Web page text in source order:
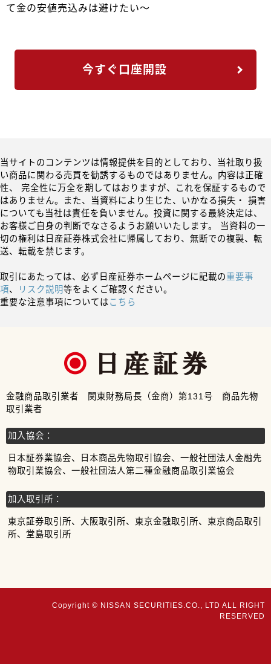
て金の安値売込みは避けたい～
今すぐ口座開設
当サイトのコンテンツは情報提供を目的としており、当社取り扱
い商品に関わる売買を勧誘するものではありません。内容は正確
性、 完全性に万全を期してはおりますが、これを保証するもので
はありません。また、当資料により生じた、いかなる損失・ 損害
についても当社は責任を負いません。投資に関する最終決定は、
お客様ご自身の判断でなさるようお願いいたします。 当資料の一
切の権利は日産証券株式会社に帰属しており、無断での複製、転
送、転載を禁じます。
取引にあたっては、必ず日産証券ホームページに記載の重要事
項、 リスク説明等をよくご確認ください。
重要な注意事項についてはこちら
金融商品取引業者 関東財務局長（金商）第131号 商品先物
取引業者
加入協会：
日本証券業協会、日本商品先物取引協会、一般社団法人金融先
物取引業協会、一般社団法人第二種金融商品取引業協会
加入取引所：
東京証券取引所、大阪取引所、東京金融取引所、東京商品取引
所、堂島取引所
Copyright © NISSAN SECURITIES.CO., LTD ALL RIGHT
RESERVED